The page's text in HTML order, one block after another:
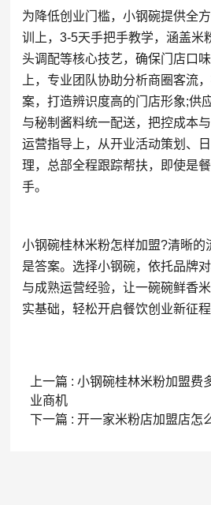
为降低创业门槛，小钢碗提供全
训上，3-5天手把手教学，涵盖米
头调配等核心技艺，确保门店口
上，专业团队协助分析商圈客流
案，打造辨识度高的门店形象;供
与秘制酱料统一配送，把控成本
运营指导上，从开业活动策划、
理，总部全程跟踪帮扶，即使是
手。
小钢碗桂林米粉怎样加盟?清晰的
是答案。选择小钢碗，依托品牌
与成熟运营经验，让一碗碗鲜香
实基础，轻松开启餐饮创业新征
上一篇 : 小钢碗桂林米粉加盟费
业商机
下一篇 : 开一家米粉店加盟店怎